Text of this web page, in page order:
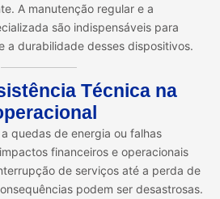
A manutenção regular e a
são indispensáveis para
a durabilidade desses dispositivos.
Técnica na
quedas de energia ou falhas
financeiros e operacionais
de serviços até a perda de
podem ser desastrosas.